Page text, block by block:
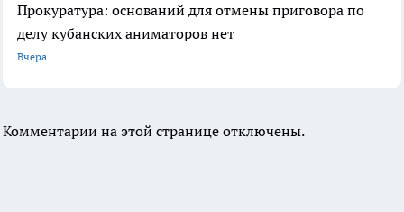
Прокуратура: оснований для отмены приговора по
делу кубанских аниматоров нет
Вчера
Комментарии на этой странице отключены.